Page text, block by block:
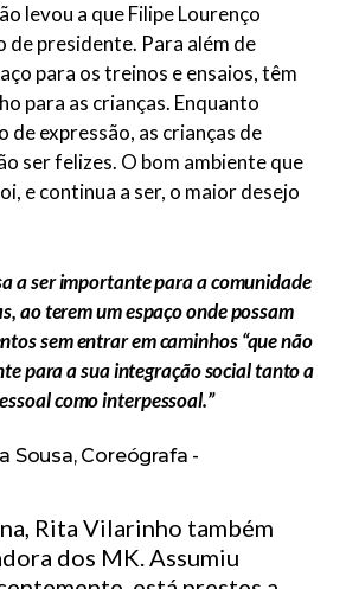
levou a que Filipe Lourenço
de presidente. Para além de
para os treinos e ensaios, têm
para as crianças. Enquanto
de expressão, as crianças de
ser felizes. O bom ambiente que
e continua a ser, o maior desejo
a ser importante para a comunidade
ao terem um espaço onde possam
sem entrar em caminhos “que não
para a sua integração social tanto a
como interpessoal.”
Sousa, Coreógrafa
Rita Vilarinho também
dos MK. Assumiu